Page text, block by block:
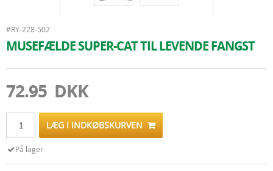
#RY-228-502
MUSEFÆLDE SUPER-CAT TIL LEVENDE FANGST
72.95 DKK
LÆG I INDKØBSKURVEN
På lager